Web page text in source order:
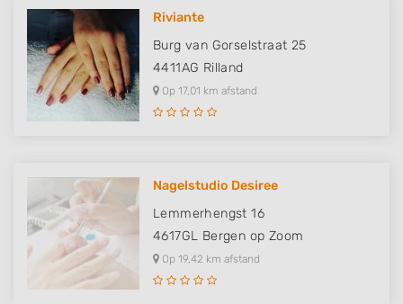
Riviante
Burg van Gorselstraat 25
4411AG Rilland
Op 17,01 km afstand
Nagelstudio Desiree
Lemmerhengst 16
4617GL Bergen op Zoom
Op 19,42 km afstand